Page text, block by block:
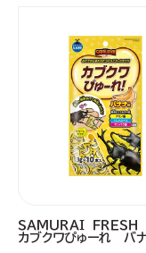
ＳＡＭＵＲＡＩ ＦＲＥＳＨ
カブクワぴゅーれ バ